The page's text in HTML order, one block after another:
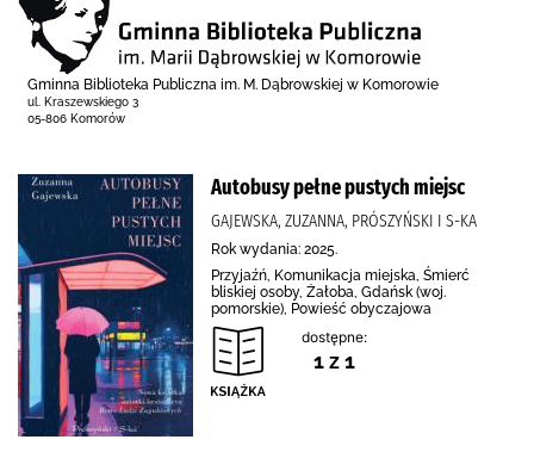
Gminna Biblioteka Publiczna im. M. Dąbrowskiej w Komorowie
ul. Kraszewskiego 3
05-806 Komorów
Autobusy pełne pustych miejsc
GAJEWSKA, ZUZANNA, PRÓSZYŃSKI I S-KA
Rok wydania: 2025.
Przyjaźń, Komunikacja miejska, Śmierć
bliskiej osoby, Żałoba, Gdańsk (woj.
pomorskie), Powieść obyczajowa
dostępne:
1 z 1